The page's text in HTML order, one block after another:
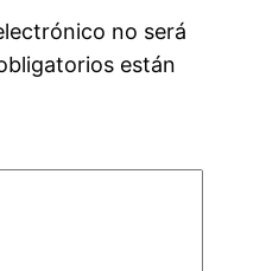
no será
están